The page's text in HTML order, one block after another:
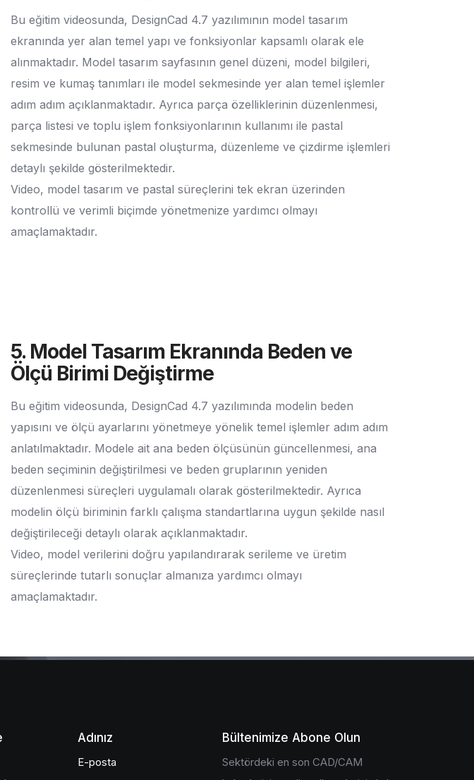
Bu eğitim videosunda, DesignCad 4.7 yazılımının model tasarım
ekranında yer alan temel yapı ve fonksiyonlar kapsamlı olarak ele
alınmaktadır. Model tasarım sayfasının genel düzeni, model bilgileri,
resim ve kumaş tanımları ile model sekmesinde yer alan temel işlemler
adım adım açıklanmaktadır. Ayrıca parça özelliklerinin düzenlenmesi,
parça listesi ve toplu işlem fonksiyonlarının kullanımı ile pastal
sekmesinde bulunan pastal oluşturma, düzenleme ve çizdirme işlemleri
detaylı şekilde gösterilmektedir.
Video, model tasarım ve pastal süreçlerini tek ekran üzerinden
kontrollü ve verimli biçimde yönetmenize yardımcı olmayı
amaçlamaktadır.
5. Model Tasarım Ekranında Beden ve
Ölçü Birimi Değiştirme
Bu eğitim videosunda, DesignCad 4.7 yazılımında modelin beden
yapısını ve ölçü ayarlarını yönetmeye yönelik temel işlemler adım adım
anlatılmaktadır. Modele ait ana beden ölçüsünün güncellenmesi, ana
beden seçiminin değiştirilmesi ve beden gruplarının yeniden
düzenlenmesi süreçleri uygulamalı olarak gösterilmektedir. Ayrıca
modelin ölçü biriminin farklı çalışma standartlarına uygun şekilde nasıl
değiştirileceği detaylı olarak açıklanmaktadır.
Video, model verilerini doğru yapılandırarak serileme ve üretim
süreçlerinde tutarlı sonuçlar almanıza yardımcı olmayı
amaçlamaktadır.
Adınız
E-posta
Bültenimize Abone Olun
Sektördeki en son CAD/CAM